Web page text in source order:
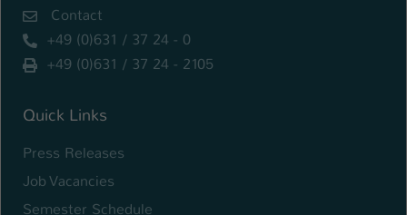
Contact
+49 (0)631 / 37 24 - 0
+49 (0)631 / 37 24 - 2105
Quick Links
Press Releases
Job Vacancies
Semester Schedule